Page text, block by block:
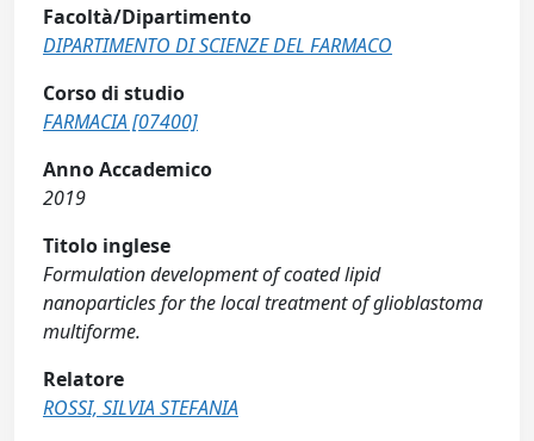
Facoltà/Dipartimento
DIPARTIMENTO DI SCIENZE DEL FARMACO
Corso di studio
FARMACIA [07400]
Anno Accademico
2019
Titolo inglese
Formulation development of coated lipid
nanoparticles for the local treatment of glioblastoma
multiforme.
Relatore
ROSSI, SILVIA STEFANIA